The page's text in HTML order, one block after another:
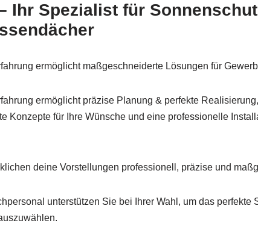
Ihr Spezialist für
ermöglicht maßgeschneiderte Lösungen für
ermöglicht präzise Planung & perfekte
Konzepte für Ihre Wünsche und eine professionelle
deine Vorstellungen professionell, präzise und
unterstützen Sie bei Ihrer Wahl, um das perfekte